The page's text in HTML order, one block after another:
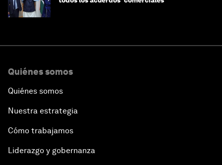
Quiénes somos
Quiénes somos
Nuestra estrategia
Cómo trabajamos
Liderazgo y gobernanza